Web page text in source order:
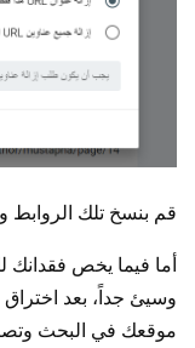
قم بنسخ تلك
أما فيما يخص
وسيئ جداً، بعد